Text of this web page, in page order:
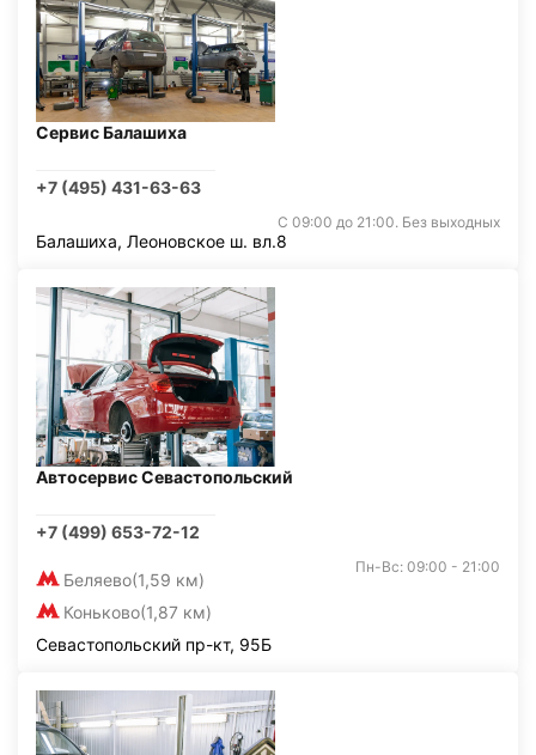
Сервис Балашиха
+7 (495) 431-63-63
С 09:00 до 21:00. Без выходных
Балашиха, Леоновское ш. вл.8
Автосервис Севастопольский
+7 (499) 653-72-12
Беляево(1,59 км)
Коньково(1,87 км)
Пн-Вс: 09:00 - 21:00
Севастопольский пр-кт, 95Б